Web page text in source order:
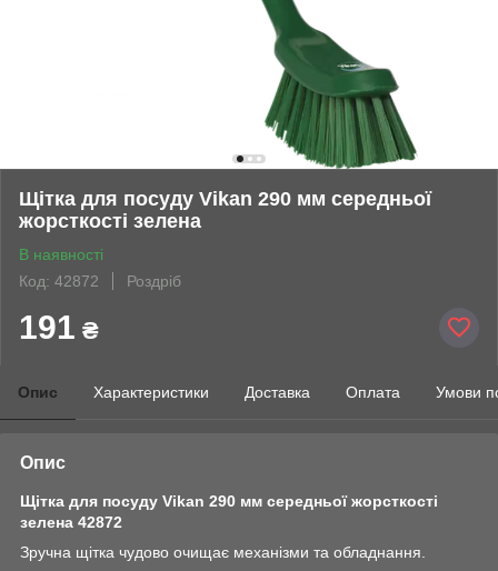
Щітка для посуду Vikan 290 мм середньої
жорсткості зелена
В наявності
Код: 42872
Роздріб
191 ₴
Опис Характеристики Доставка Оплата Умови
Опис
Щітка для посуду Vikan 290 мм середньої жорсткості
зелена 42872
Зручна щітка чудово очищає механізми та обладнання.